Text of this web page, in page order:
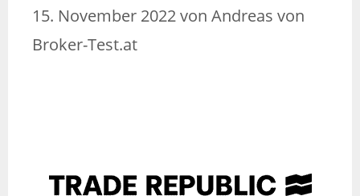
15. November 2022von Andreas von
Broker-Test.at